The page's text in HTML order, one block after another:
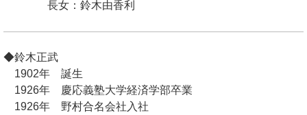
長女：鈴木由香利
◆鈴木正武
1902年 誕生
1926年 慶応義塾大学経済学部卒業
1926年 野村合名会社入社